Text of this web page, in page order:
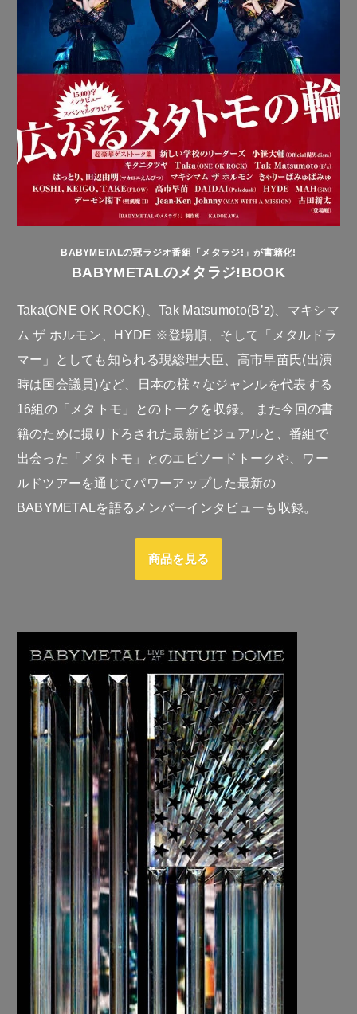
BABYMETALの冠ラジオ番組「メタラジ!」が書籍化!
BABYMETALのメタラジ!BOOK
Taka(ONE OK ROCK)、Tak Matsumoto(B’z)、マキシマ
ム ザ ホルモン、HYDE ※登場順、そして「メタルドラ
マー」としても知られる現総理大臣、高市早苗氏(出演
時は国会議員)など、日本の様々なジャンルを代表する
16組の「メタトモ」とのトークを収録。 また今回の書
籍のために撮り下ろされた最新ビジュアルと、番組で
出会った「メタトモ」とのエピソードトークや、ワー
ルドツアーを通じてパワーアップした最新の
BABYMETALを語るメンバーインタビューも収録。
商品を見る